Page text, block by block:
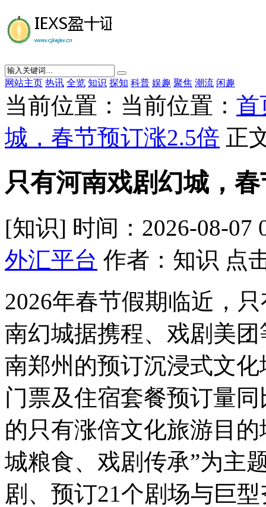
网站主页 热讯 全览 知识 探知 科普 娱趣 聚焦 潮流 闲趣
当前位置：当前位置： 首
城，春节预订涨2.5倍 正
只有河南戏剧幻城，
[知识] 时间：2026-08-07
外汇平台 作者：知识 点
2026年春节假期临近，
南幻城据携程、戏剧 美
南郑州的预订沉浸式文化
门票及住宿套餐预订量
的只有涨倍文化旅游目
城粮食、戏剧传承”为主
剧、预订21个剧场与巨